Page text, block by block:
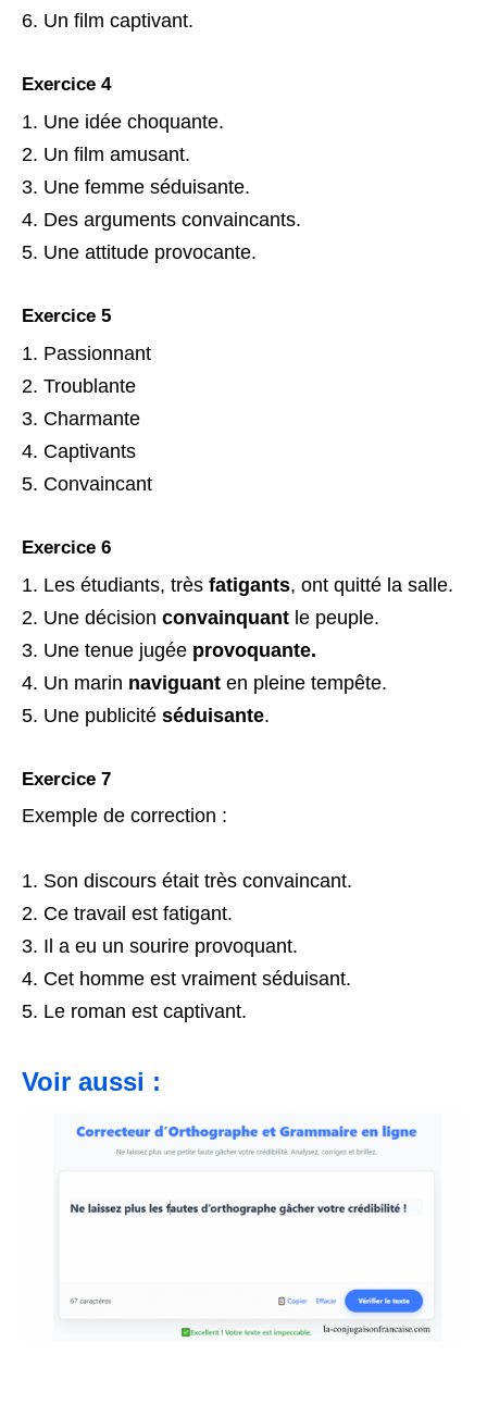
Un film captivant.
Exercice 4
Une idée choquante.
Un film amusant.
Une femme séduisante.
Des arguments convaincants.
Une attitude provocante.
Exercice 5
Passionnant
Troublante
Charmante
Captivants
Convaincant
Exercice 6
Les étudiants, très fatigants, ont quitté la salle.
Une décision convainquant le peuple.
Une tenue jugée provoquante.
Un marin naviguant en pleine tempête.
Une publicité séduisante.
Exercice 7
Exemple de correction :
Son discours était très convaincant.
Ce travail est fatigant.
Il a eu un sourire provoquant.
Cet homme est vraiment séduisant.
Le roman est captivant.
Voir aussi :